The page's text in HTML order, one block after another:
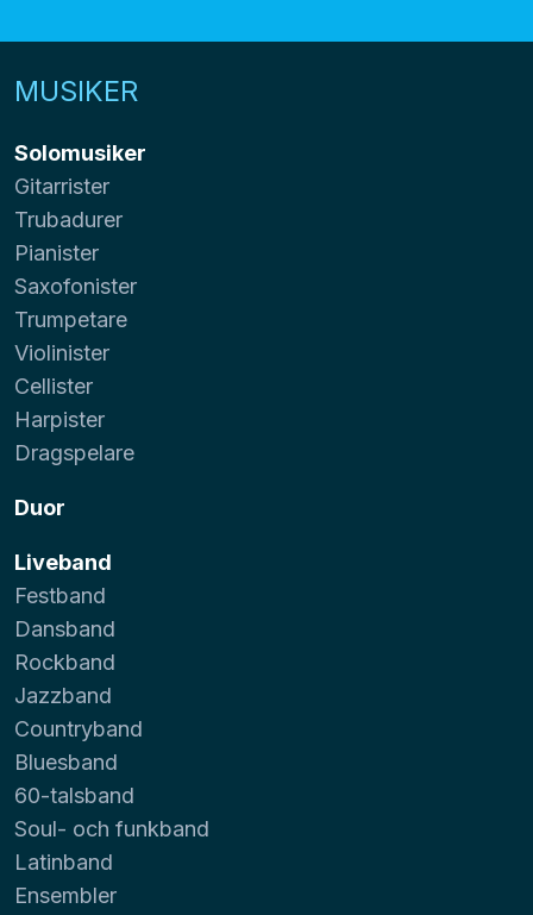
MUSIKER
Solomusiker
Gitarrister
Trubadurer
Pianister
Saxofonister
Trumpetare
Violinister
Cellister
Harpister
Dragspelare
Duor
Liveband
Festband
Dansband
Rockband
Jazzband
Countryband
Bluesband
60-talsband
Soul- och funkband
Latinband
Ensembler